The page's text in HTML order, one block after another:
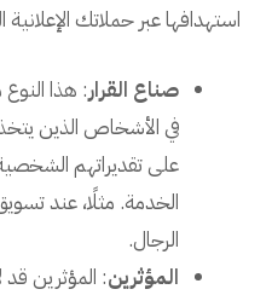
استهدافها عبر حملاتك
صناع القرار: هذا
في الأشخاص الذين
على تقديراتهم
الخدمة. مثلًا، عند
الرجال.
المؤثرين: المؤثرين